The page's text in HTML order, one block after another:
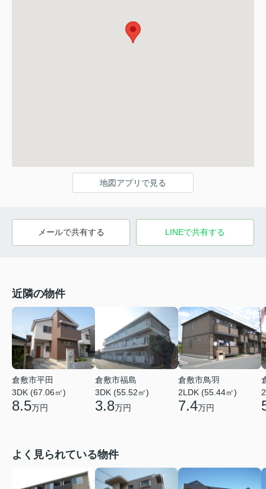
地図アプリで見る
メールで共有する LINEで共有する
近隣の物件
倉敷市平田
3DK (67.06㎡)
8.5万円
倉敷市福島
3DK (55.52㎡)
3.8万円
倉敷市鳥羽
2LDK (55.44㎡)
7.4万円
よく見られている物件